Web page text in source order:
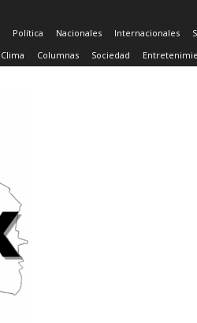
Política Nacionales Internacionales
Clima Columnas Sociedad